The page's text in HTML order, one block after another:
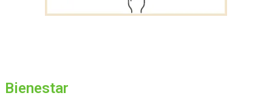
Bienestar